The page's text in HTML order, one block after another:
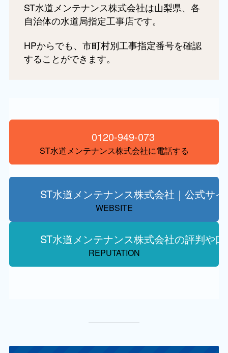
ST水道メンテナンス株式会社は山梨県、各
自治体の水道局指定工事店です。
HPからでも、市町村別工事指定番号を確認
することができます。
0120-949-073
ST水道メンテナンス株式会社に電話する
ST水道メンテナンス株式会社｜公式サ
WEBSITE
ST水道メンテナンス株式会社の評判や
REPUTATION